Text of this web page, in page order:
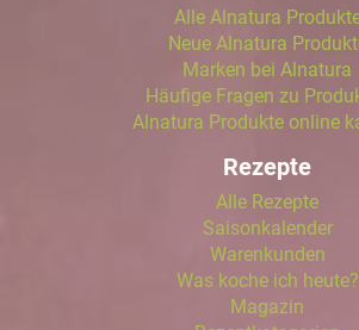
Alle Alnatura
Neue Alnatura
Marken bei Alnatura
Häufige Fragen zu
Alnatura Produkte online
Rezepte
Alle Rezepte
Saisonkalender
Warenkunden
Was koche ich heute?
Magazin